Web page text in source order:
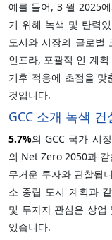
예를 들어, 3 월 2025
기 위해 녹색 및 탄력
도시와 시장의 글로벌
인프라, 포괄적 인 계
기후 적응에 초점을
것입니다.
GCC 소개 녹색
5.7%의 GCC 국가 시
의 Net Zero 2050과
무거운 투자와 관찰됩
소 중립 도시 계획과
및 투자자 관심은 상업
있습니다.